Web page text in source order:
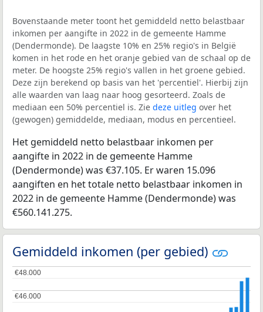
Bovenstaande meter toont het gemiddeld netto belastbaar
inkomen per aangifte in 2022 in de gemeente Hamme
(Dendermonde). De laagste 10% en 25% regio's in België
komen in het rode en het oranje gebied van de schaal op de
meter. De hoogste 25% regio's vallen in het groene gebied.
Deze zijn berekend op basis van het 'percentiel'. Hierbij zijn
alle waarden van laag naar hoog gesorteerd. Zoals de
mediaan een 50% percentiel is. Zie deze uitleg over het
(gewogen) gemiddelde, mediaan, modus en percentieel.
Het gemiddeld netto belastbaar inkomen per
aangifte in 2022 in de gemeente Hamme
(Dendermonde) was €37.105. Er waren 15.096
aangiften en het totale netto belastbaar inkomen in
2022 in de gemeente Hamme (Dendermonde) was
€560.141.275.
Gemiddeld inkomen (per gebied)
€46.000
€46.000
€48.000
€48.000